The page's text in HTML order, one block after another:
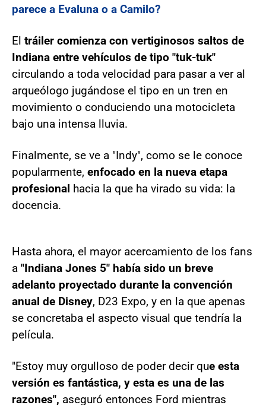
parece a Evaluna o a Camilo?
El tráiler comienza con vertiginosos saltos de
Indiana entre vehículos de tipo "tuk-tuk"
circulando a toda velocidad para pasar a ver al
arqueólogo jugándose el tipo en un tren en
movimiento o conduciendo una motocicleta
bajo una intensa lluvia.
Finalmente, se ve a "Indy", como se le conoce
popularmente, enfocado en la nueva etapa
profesional hacia la que ha virado su vida: la
docencia.
Hasta ahora, el mayor acercamiento de los fans
a "Indiana Jones 5" había sido un breve
adelanto proyectado durante la convención
anual de Disney, D23 Expo, y en la que apenas
se concretaba el aspecto visual que tendría la
película.
"Estoy muy orgulloso de poder decir que esta
versión es fantástica, y esta es una de las
razones", aseguró entonces Ford mientras